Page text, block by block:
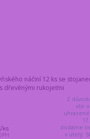
náčiní 12 ks se
dřevěnými rukojeťmi
/ks
Z
vše
dodáme
v úterý.